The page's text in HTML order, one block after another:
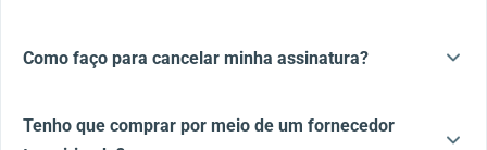
Como faço para cancelar minha assinatura?
Tenho que comprar por meio de um fornecedor